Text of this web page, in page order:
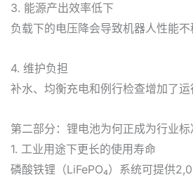
3. 能源产出效率低下
负载下的电压降会导致机器人性能
4. 维护负担
补水、均衡充电和例行检查增加了
第二部分：锂电池为何正成为行业标
1. 工业用途下更长的使用寿命
磷酸铁锂（LiFePO₄）系统可提供